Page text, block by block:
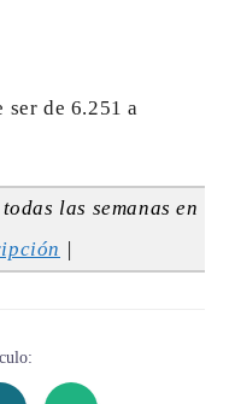
ser de 6.251 a
las semanas en
|